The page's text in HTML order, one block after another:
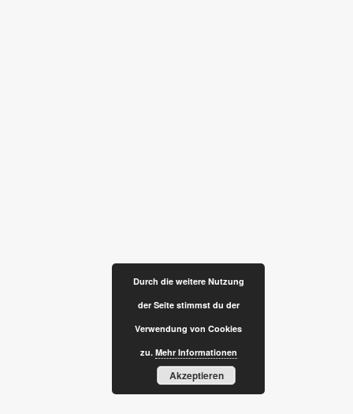
Durch die weitere Nutzung
der Seite stimmst du der
Verwendung von Cookies
zu. Mehr Informationen
Akzeptieren